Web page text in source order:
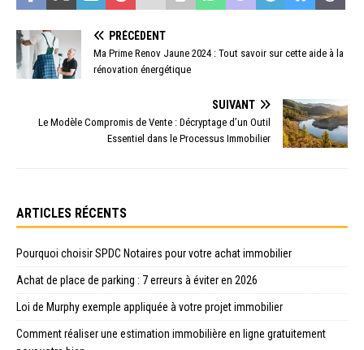
PRÉCÉDENT
Ma Prime Renov Jaune 2024 : Tout savoir sur cette aide à la
rénovation énergétique
SUIVANT
Le Modèle Compromis de Vente : Décryptage d’un Outil
Essentiel dans le Processus Immobilier
ARTICLES RÉCENTS
Pourquoi choisir SPDC Notaires pour votre achat immobilier
Achat de place de parking : 7 erreurs à éviter en 2026
Loi de Murphy exemple appliquée à votre projet immobilier
Comment réaliser une estimation immobilière en ligne gratuitement